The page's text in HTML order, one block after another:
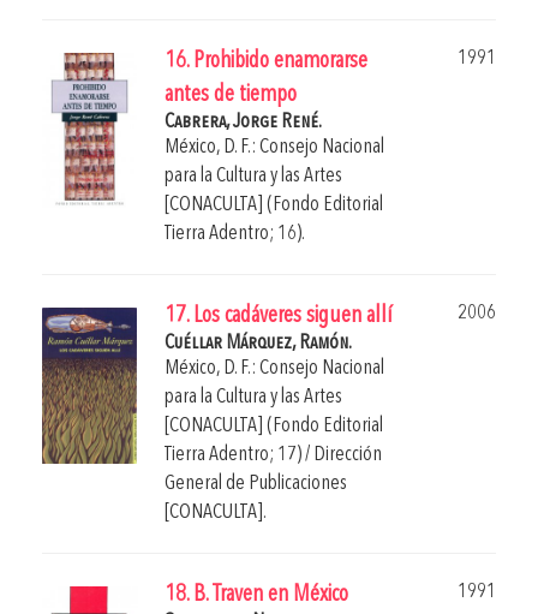
16. Prohibido enamorarse
antes de tiempo
1991
Cabrera, Jorge René.
México, D. F.: Consejo Nacional
para la Cultura y las Artes
[CONACULTA] (Fondo Editorial
Tierra Adentro; 16).
17. Los cadáveres siguen allí
2006
Cuéllar Márquez, Ramón.
México, D. F.: Consejo Nacional
para la Cultura y las Artes
[CONACULTA] (Fondo Editorial
Tierra Adentro; 17) / Dirección
General de Publicaciones
[CONACULTA].
18. B. Traven en México
1991